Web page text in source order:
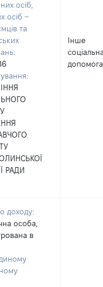
осіб,
осіб –
та
РАДИ
Інше
соціальна
допомога
доходу:
особа,
в